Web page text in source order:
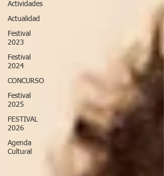
Actividades
Actualidad
Festival
2023
Festival
2024
CONCURSO
Festival
2025
FESTIVAL
2026
Agenda
Cultural